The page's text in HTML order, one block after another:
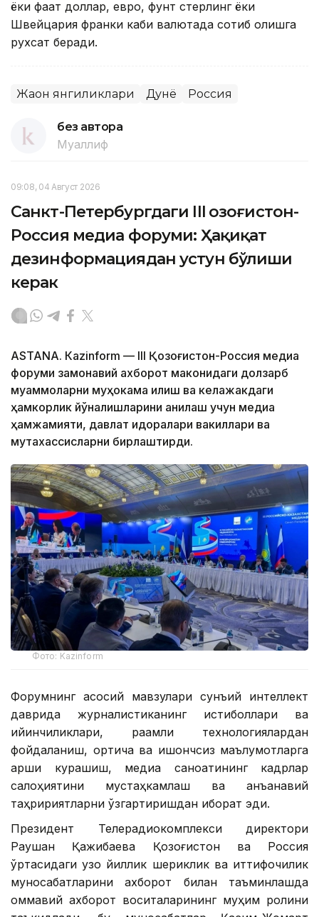
ёки фақат доллар, евро, фунт стерлинг ёки
Швейцария франки каби валютада сотиб олишга
рухсат беради.
Жаҳон янгиликлари Дунё Россия
без автора
Муаллиф
09:08, 04 Август 2026
Санкт-Петербургдаги III Қозоғистон-
Россия медиа форуми: Ҳақиқат
дезинформациядан устун бўлиши
керак
ASTANА. Кazinform — III Қозоғистон-Россия медиа
форуми замонавий ахборот маконидаги долзарб
муаммоларни муҳокама қилиш ва келажакдаги
ҳамкорлик йўналишларини аниқлаш учун медиа
ҳамжамияти, давлат идоралари вакиллари ва
мутахассисларни бирлаштирди.
Фото: Kazinform
Форумнинг асосий мавзулари сунъий интеллект
даврида журналистиканинг истиқболлари ва
қийинчиликлари, рақамли технологиялардан
фойдаланиш, ортиқча ва ишончсиз маълумотларга
қарши курашиш, медиа саноатининг кадрлар
салоҳиятини мустаҳкамлаш ва анъанавий
таҳририятларни ўзгартиришдан иборат эди.
Президент Телерадиокомплекси директори
Раушан Қажибаева Қозоғистон ва Россия
ўртасидаги узоқ йиллик шериклик ва иттифоқчилик
муносабатларини ахборот билан таъминлашда
оммавий ахборот воситаларининг муҳим ролини